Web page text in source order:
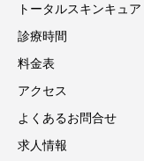
トータルスキンキュア
診療時間
料金表
アクセス
よくあるお問合せ
求人情報